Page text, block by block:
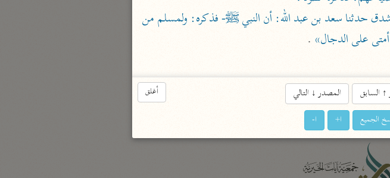
•تويتر
القرآني
أيفون
أخرجه الثعلبي من رواية هاشم بن القاسم الحراني عن يعلى بن الأشدق حدثنا سعد بن عبد الله: أن النبي ﷺ- فذكره: ولمسلم من
على الدجال» .
أغلق ↑السابق المصدر↓التالي
الجميع ا+ ا-